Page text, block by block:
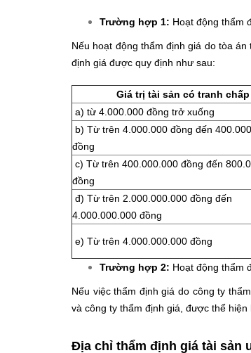
Trường hợp 1: Hoạt động thẩm
Nếu hoạt động thẩm định giá do tòa
định giá được quy định như sau:
Giá trị tài sản có tranh chấp
a) từ 4.000.000 đồng trở xuống
b) Từ trên 4.000.000 đồng đến
đồng
c) Từ trên 400.000.000 đồng đến
đồng
đ) Từ trên 2.000.000.000 đồng đến
4.000.000.000 đồng
e) Từ trên 4.000.000.000 đồng
Trường hợp 2: Hoạt động thẩm
Nếu việc thẩm định giá do công ty
và công ty thẩm định giá, được thể
Địa chỉ thẩm định giá tài sản